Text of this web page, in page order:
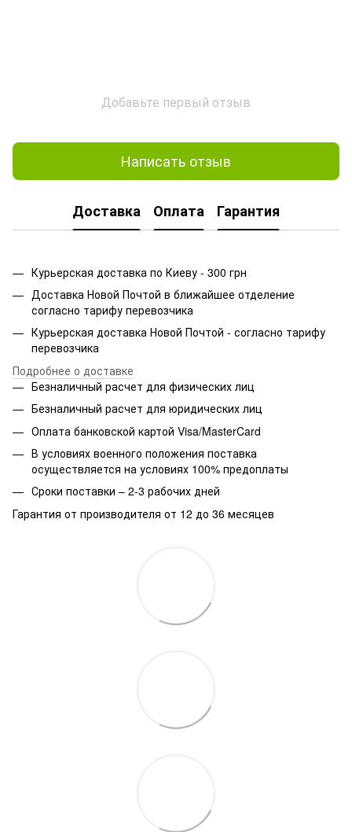
Добавьте первый отзыв
Написать отзыв
Доставка Оплата Гарантия
Курьерская доставка по Киеву - 300 грн
Доставка Новой Почтой в ближайшее отделение
согласно тарифу перевозчика
Курьерская доставка Новой Почтой - согласно тарифу
перевозчика
Подробнее о доставке
Безналичный расчет для физических лиц
Безналичный расчет для юридических лиц
Оплата банковской картой Visa/MasterCard
В условиях военного положения поставка
осуществляется на условиях 100% предоплаты
Сроки поставки – 2-3 рабочих дней
Гарантия от производителя от 12 до 36 месяцев